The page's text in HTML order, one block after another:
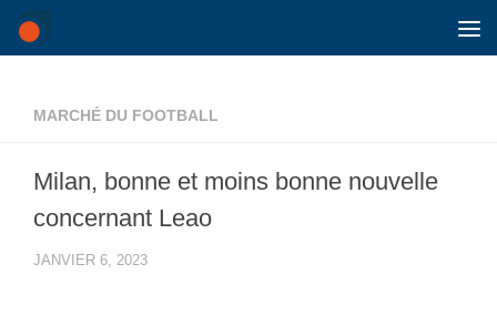
Skip to content
MARCHÉ DU FOOTBALL
Milan, bonne et moins bonne nouvelle
concernant Leao
JANVIER 6, 2023